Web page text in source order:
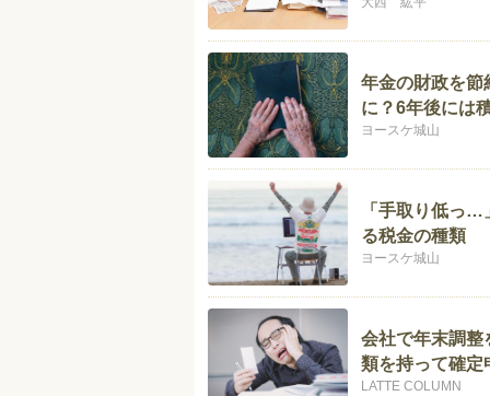
年金の財政を節
に？6年後には
ヨースケ城山
「手取り低っ
る税金の種類
ヨースケ城山
会社で年末調
類を持って確定
LATTE COLUMN